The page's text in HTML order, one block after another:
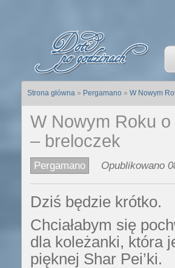
Strona główna» Pergamano » W Nowym
W Nowym Roku o
– breloczek
Pergamano Opublikowano
Dziś będzie krótko.
Chciałabym się
dla koleżanki, która
pięknej Shar Pei’ki.